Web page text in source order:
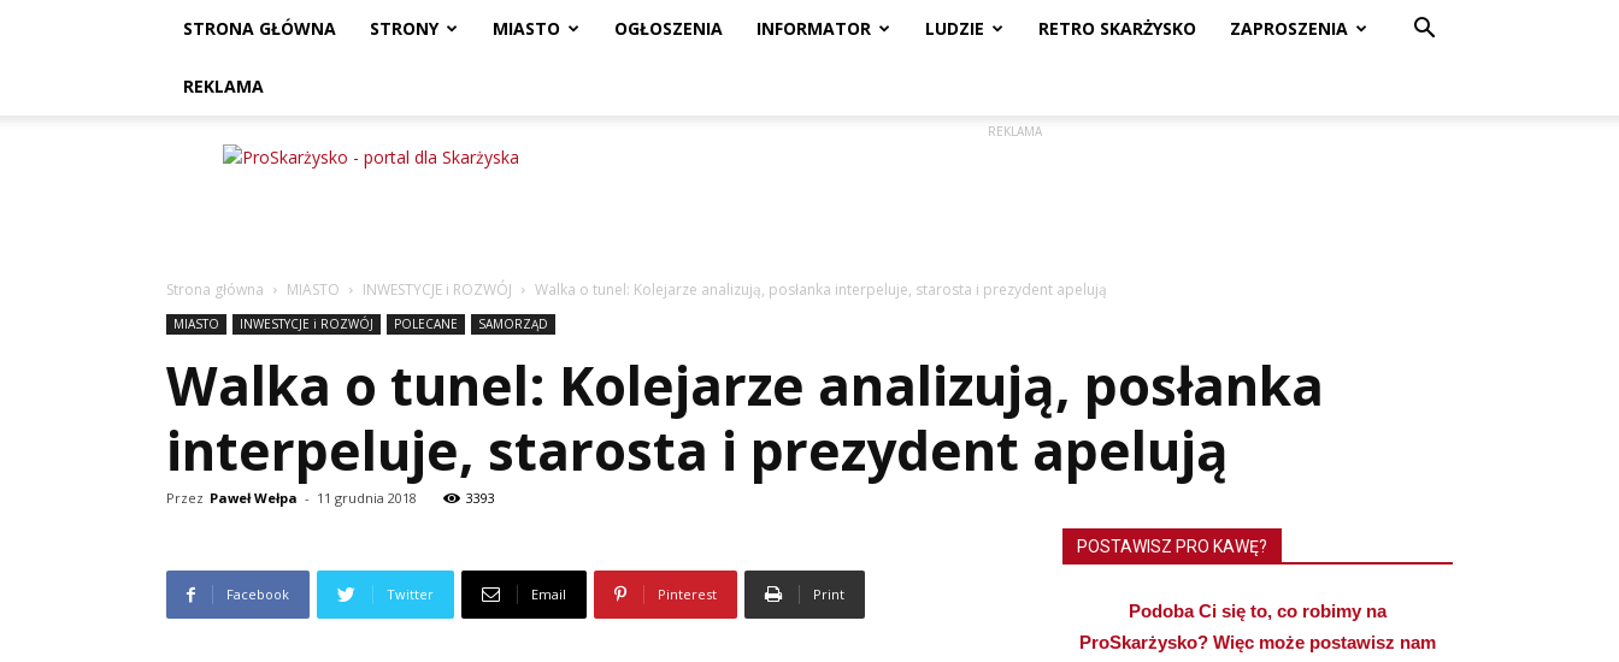
STRONA GŁÓWNA STRONY MIASTO OGŁOSZENIA INFORMATOR LUDZIE RETRO SKARŻYSKO ZAPROSZENIA
REKLAMA
ProSkarżysko
REKLAMA
Strona główna MIASTO INWESTYCJE i ROZWÓJ Walka o tunel: Kolejarze analizują, posłanka interpeluje, starosta i prezydent apelują
MIASTO INWESTYCJE i ROZWÓJ POLECANE SAMORZĄD
Walka o tunel: Kolejarze analizują, posłanka
interpeluje, starosta i prezydent apelują
Przez Paweł Wełpa - 11 grudnia 2018 3393
Facebook Twitter Email Pinterest Print
POSTAWISZ PRO KAWĘ?
Podoba Ci się to, co robimy na
ProSkarżysko? Więc może postawisz nam